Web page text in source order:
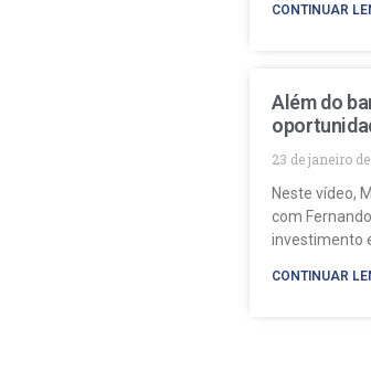
CONTINUAR
Além do
23 de janeiro
Neste vídeo,
com
investimento
CONTINUAR